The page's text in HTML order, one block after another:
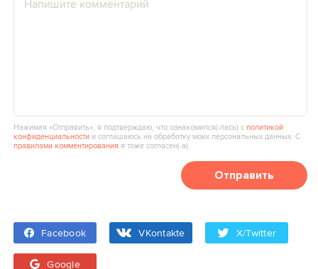
Нажимая «Отправить», я подтверждаю, что ознакомился(‑лась) сполитикой
конфиденциальности и соглашаюсь на обработку моих персональных данных. С
правилами комментирования я тоже согласен(‑а).
Отправить
Facebook VKontakte X/Twitter
Google